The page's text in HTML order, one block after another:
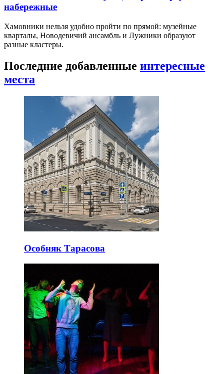
набережные
Хамовники нельзя удобно пройти по прямой: музейные
кварталы, Новодевичий ансамбль и Лужники образуют
разные кластеры.
Последние добавленные интересные
места
Особняк Тарасова